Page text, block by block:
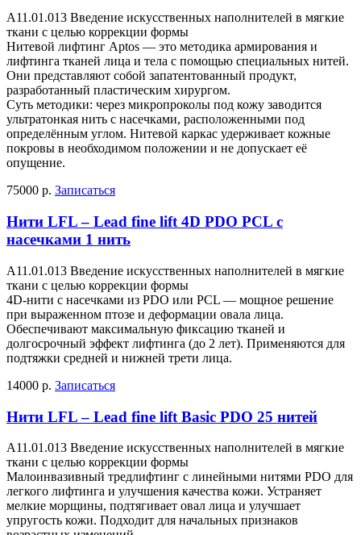
A11.01.013 Введение искусственных наполнителей в мягкие
ткани с целью коррекции формы
Нитевой лифтинг Aptos — это методика армирования и
лифтинга тканей лица и тела с помощью специальных нитей.
Они представляют собой запатентованный продукт,
разработанный пластическим хирургом.
Суть методики: через микропроколы под кожу заводится
ультратонкая нить с насечками, расположенными под
определённым углом. Нитевой каркас удерживает кожные
покровы в необходимом положении и не допускает её
опущение.
75000 р. Записаться
Нити LFL – Lead fine lift 4D PDO PCL с
насечками 1 нить
A11.01.013 Введение искусственных наполнителей в мягкие
ткани с целью коррекции формы
4D-нити с насечками из PDO или PCL — мощное решение
при выраженном птозе и деформации овала лица.
Обеспечивают максимальную фиксацию тканей и
долгосрочный эффект лифтинга (до 2 лет). Применяются для
подтяжки средней и нижней трети лица.
14000 р. Записаться
Нити LFL – Lead fine lift Basic PDO 25 нитей
A11.01.013 Введение искусственных наполнителей в мягкие
ткани с целью коррекции формы
Малоинвазивный тредлифтинг с линейными нитями PDO для
легкого лифтинга и улучшения качества кожи. Устраняет
мелкие морщины, подтягивает овал лица и улучшает
упругость кожи. Подходит для начальных признаков